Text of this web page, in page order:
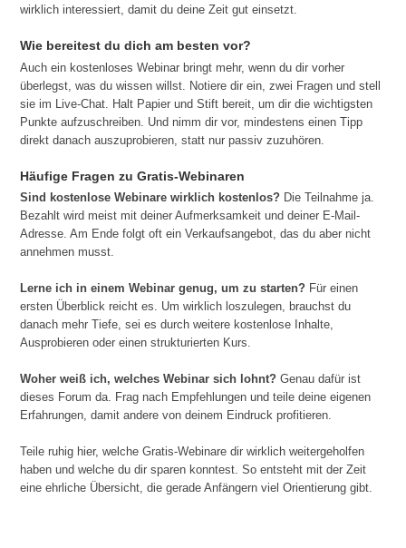
wirklich interessiert, damit du deine Zeit gut einsetzt.
Wie bereitest du dich am besten vor?
Auch ein kostenloses Webinar bringt mehr, wenn du dir vorher
überlegst, was du wissen willst. Notiere dir ein, zwei Fragen und stell
sie im Live-Chat. Halt Papier und Stift bereit, um dir die wichtigsten
Punkte aufzuschreiben. Und nimm dir vor, mindestens einen Tipp
direkt danach auszuprobieren, statt nur passiv zuzuhören.
Häufige Fragen zu Gratis-Webinaren
Sind kostenlose Webinare wirklich kostenlos? Die Teilnahme ja.
Bezahlt wird meist mit deiner Aufmerksamkeit und deiner E-Mail-
Adresse. Am Ende folgt oft ein Verkaufsangebot, das du aber nicht
annehmen musst.
Lerne ich in einem Webinar genug, um zu starten? Für einen
ersten Überblick reicht es. Um wirklich loszulegen, brauchst du
danach mehr Tiefe, sei es durch weitere kostenlose Inhalte,
Ausprobieren oder einen strukturierten Kurs.
Woher weiß ich, welches Webinar sich lohnt? Genau dafür ist
dieses Forum da. Frag nach Empfehlungen und teile deine eigenen
Erfahrungen, damit andere von deinem Eindruck profitieren.
Teile ruhig hier, welche Gratis-Webinare dir wirklich weitergeholfen
haben und welche du dir sparen konntest. So entsteht mit der Zeit
eine ehrliche Übersicht, die gerade Anfängern viel Orientierung gibt.